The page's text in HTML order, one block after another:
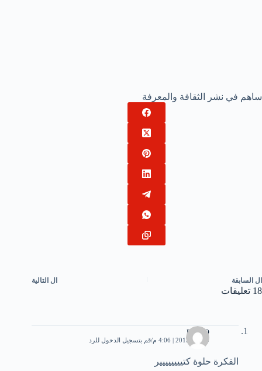
ساهم في نشر الثقافة والمعرفة
ال السابقة ال التالية
18 تعليقات
memo
9 يناير، 2013 | 4:06 م قم بتسجيل الدخول للرد
الفكرة حلوة كتيييييييير